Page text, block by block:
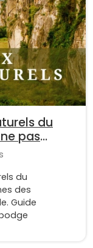
du
pas
du
des
Guide